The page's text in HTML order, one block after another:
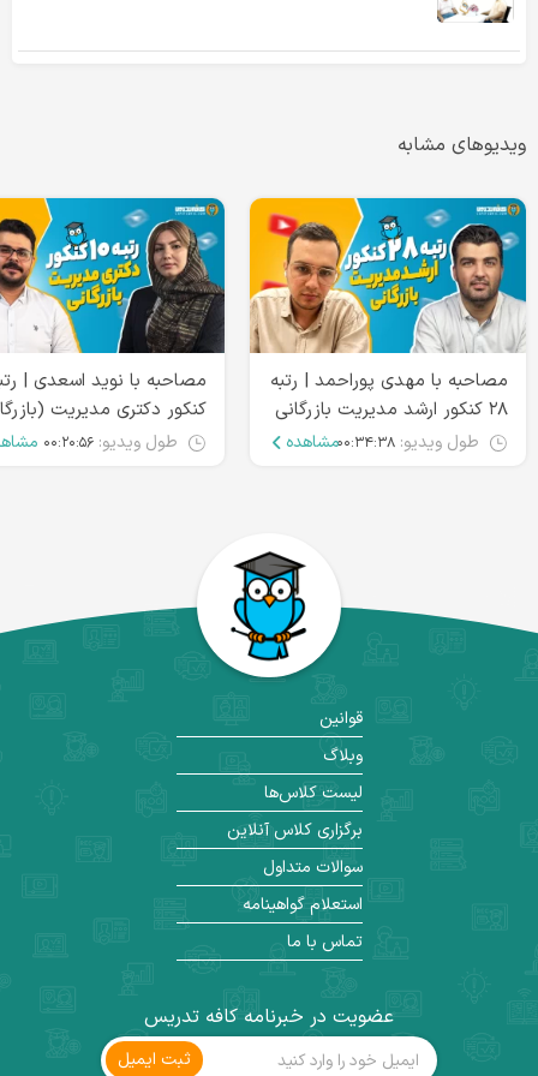
ویدیوهای مشابه
مصاحبه با مهدی پوراحمد | رتبه
۲۸ کنکور ارشد مدیریت بازرگانی
طول ویدیو: ۰۰:۳۴:۳۸مشاهده
کنکور دکتری مدیریت
طول ویدیو: ۰۰:۲۰:۵۶
عضویت در خبرنامه کافه تدریس
ثبت ‌ایمیل
قوانین
وبلاگ
لیست کلاس‌ها
برگزاری کلاس آنلاین
سوالات متداول
استعلام گواهینامه
تماس با ما